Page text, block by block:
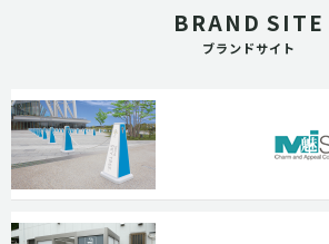
BRAND SITE
ブランドサイト